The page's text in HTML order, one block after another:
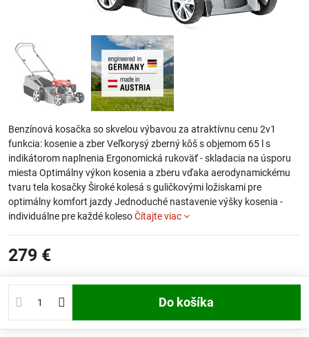
Benzínová kosačka so skvelou výbavou za atraktívnu cenu 2v1
funkcia: kosenie a zber Veľkorysý zberný kôš s objemom 65 l s
indikátorom naplnenia Ergonomická rukoväť - skladacia na úsporu
miesta Optimálny výkon kosenia a zberu vďaka aerodynamickému
tvaru tela kosačky Široké kolesá s guličkovými ložiskami pre
optimálny komfort jazdy Jednoduché nastavenie výšky kosenia -
individuálne pre každé kolesoČítajte viac
279 €
Do košíka